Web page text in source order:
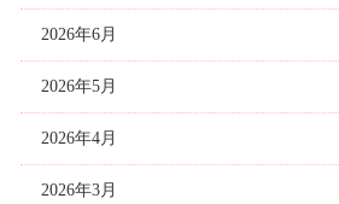
2026年6月
2026年5月
2026年4月
2026年3月